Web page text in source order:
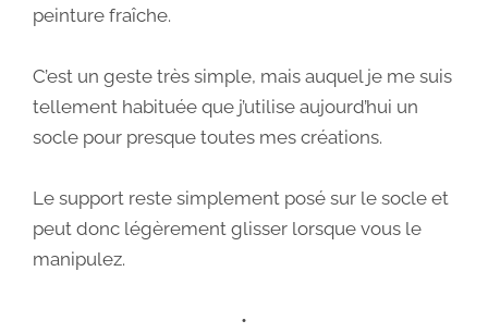
peinture fraîche.
C’est un geste très simple, mais auquel je me suis
tellement habituée que j’utilise aujourd’hui un
socle pour presque toutes mes créations.
Le support reste simplement posé sur le socle et
peut donc légèrement glisser lorsque vous le
manipulez.
•